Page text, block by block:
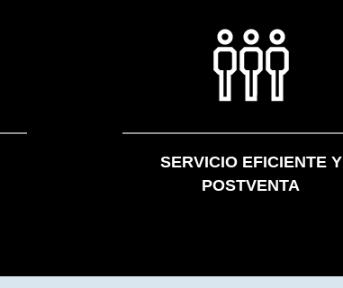
SERVICIO EFICIENTE Y
POSTVENTA